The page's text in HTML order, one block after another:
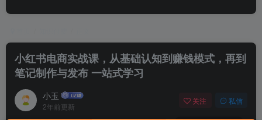
小红书电商实战课，从基础认知到赚钱模式，再到
笔记制作与发布 一站式学习
小玉
2年前更新
关注 私信